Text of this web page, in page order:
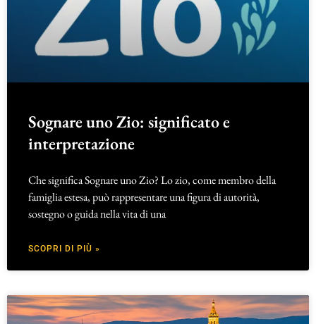
Sognare uno Zio: significato e
interpretazione
Che significa Sognare uno Zio? Lo zio, come membro della
famiglia estesa, può rappresentare una figura di autorità,
sostegno o guida nella vita di una
SCOPRI DI PIÙ »